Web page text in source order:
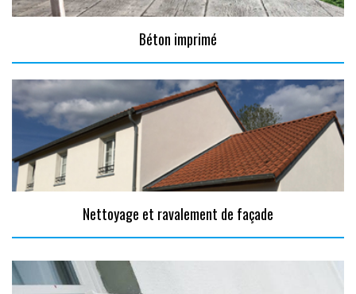
Béton imprimé
Nettoyage et ravalement de façade